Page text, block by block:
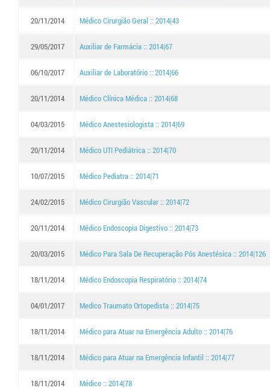
20/11/2014 Médico Cirurgião Geral :: 2014|43
29/05/2017 Auxiliar de Farmácia :: 2014|67
06/10/2017 Auxiliar de Laboratório :: 2014|66
20/11/2014 Médico Clínica Médica :: 2014|68
04/03/2015 Médico Anestesiologista :: 2014|69
20/11/2014 Médico UTI Pediátrica :: 2014|70
10/07/2015 Médico Pediatra :: 2014|71
24/02/2015 Médico Cirurgião Vascular :: 2014|72
20/11/2014 Médico Endoscopia Digestivo :: 2014|73
20/03/2015 Médico Para Sala De Recuperação Pós Anestésica :: 2014|126
18/11/2014 Médico Endoscopia Respiratório :: 2014|74
04/01/2017 Medico Traumato Ortopedista :: 2014|75
18/11/2014 Médico para Atuar na Emergência Adulto :: 2014|76
18/11/2014 Médico para Atuar na Emergência Infantil :: 2014|77
18/11/2014 Médico :: 2014|78